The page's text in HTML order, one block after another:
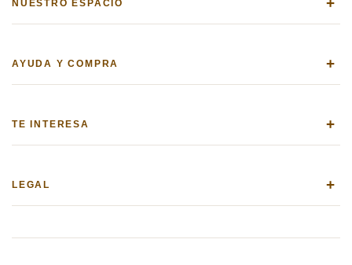
NUESTRO ESPACIO
AYUDA Y COMPRA +
TE INTERESA +
LEGAL +